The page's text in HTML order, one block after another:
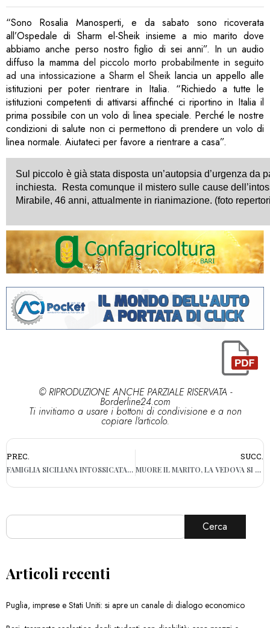
“Sono Rosalia Manosperti, e da sabato sono ricoverata
all’Ospedale di Sharm el-Sheik insieme a mio marito dove
abbiamo anche perso nostro figlio di sei anni”. In un audio
diffuso la mamma del piccolo morto probabilmente in seguito
ad una intossicazione a Sharm el Sheik lancia un appello alle
istituzioni per poter rientrare in Italia. “Richiedo a tutte le
istituzioni competenti di attivarsi affinché ci riportino in Italia il
prima possibile con un volo di linea speciale. Perché le nostre
condizioni di salute non ci permettono di prendere un volo di
linea normale. Aiutateci per favore a rientrare a casa”.
Sul piccolo è già stata disposta un’autopsia d’urgenza
inchiesta. Resta comunque il mistero sulle cause
Mirabile, 46 anni, attualmente in rianimazione. (foto
© RIPRODUZIONE ANCHE PARZIALE RISERVATA -
Borderline24.com
Ti invitiamo a usare i bottoni di condivisione e a non
copiare l'articolo.
PREC.
FAMIGLIA SICILIANA INTOSSICATA IN VACANZA A SHARM: MUORE IL FIGLIO DI 6 ANNI. GRAVE IL PADRE
SUCC.
MUORE IL MARITO, LA VEDOVA SI RIVOLGE AL TRIBUNALE PER ACCEDERE AD ACCOUNT E PROFILI SOCIAL
Cerca
Articoli recenti
Puglia, imprese e Stati Uniti: si apre un canale di dialogo economico